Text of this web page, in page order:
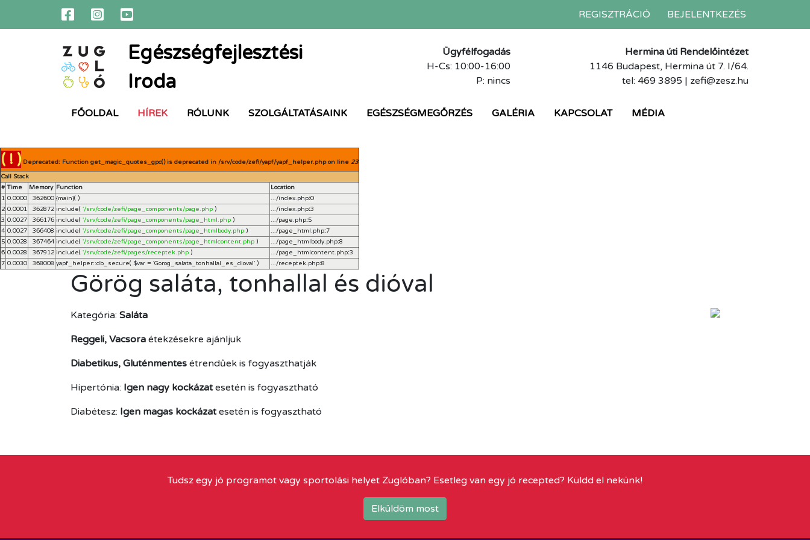
REGISZTRÁCIÓ BEJELENTKEZÉS
Egészségfejlesztési
Iroda
Ügyfélfogadás
H-Cs: 10:00-16:00
P: nincs
Hermina úti Rendelőintézet
1146 Budapest, Hermina út 7. I/64.
tel: 469 3895 | zefi@zesz.hu
FŐOLDAL HÍREK RÓLUNK SZOLGÁLTATÁSAINK EGÉSZSÉGMEGŐRZÉS GALÉRIA KAPCSOLAT MÉDIA
( ! ) Deprecated: Function get_magic_quotes_gpc() is deprecated in /srv/code/zefi/yapf/yapf_helper.php on line 23
Call Stack
# Time Memory Function
Location
1 0.0000 362600 {main}( ) .../index.php:0
2 0.0001 362872 include( '/srv/code/zefi/page_components/page.php ) .../index.php:3
3 0.0027 366176 include( '/srv/code/zefi/page_components/page_html.php ) .../page.php:5
4 0.0027 366408 include( '/srv/code/zefi/page_components/page_htmlbody.php ) .../page_html.php:7
5 0.0028 367464 include( '/srv/code/zefi/page_components/page_htmlcontent.php ) .../page_htmlbody.php:8
6 0.0028 367912 include( '/srv/code/zefi/pages/receptek.php ) .../page_htmlcontent.php:3
7 0.0030 368008 yapf_helper::db_secure( $var = 'Gorog_salata_tonhallal_es_dioval' ) .../receptek.php:8
Görög saláta, tonhallal és dióval
Kategória: Saláta
Reggeli, Vacsora étekzésekre ajánljuk
Diabetikus, Gluténmentes étrendűek is fogyaszthatják
Hipertónia: Igen nagy kockázatesetén is fogyasztható
Diabétesz: Igen magas kockázatesetén is fogyasztható
Tudsz egy jó programot vagy sportolási helyet Zuglóban? Esetleg van egy jó recepted? Küldd el nekünk!
Elküldöm most